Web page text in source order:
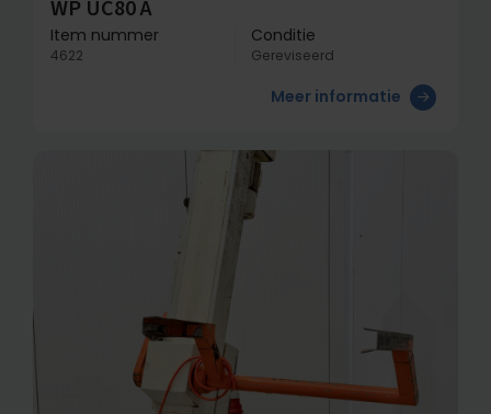
WP UC80 A
Item nummer
4622
Conditie
Gereviseerd
Meer informatie